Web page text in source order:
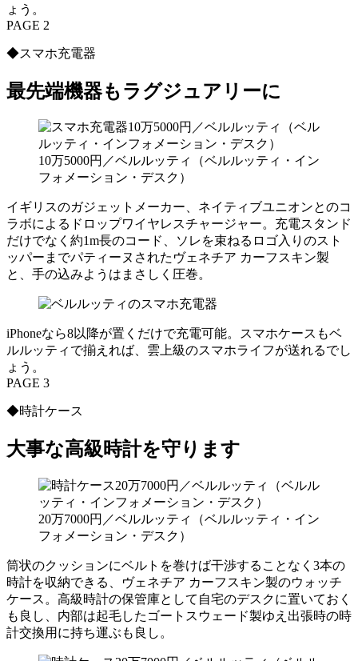
ょう。
PAGE 2
◆スマホ充電器
最先端機器もラグジュアリーに
10万5000円／ベルルッティ（ベルルッティ・イン
フォメーション・デスク）
イギリスのガジェットメーカー、ネイティブユニオンとのコ
ラボによるドロップワイヤレスチャージャー。充電スタンド
だけでなく約1m長のコード、ソレを束ねるロゴ入りのスト
ッパーまでパティーヌされたヴェネチア カーフスキン製
と、手の込みようはまさしく圧巻。
iPhoneなら8以降が置くだけで充電可能。スマホケースもベ
ルルッティで揃えれば、雲上級のスマホライフが送れるでし
ょう。
PAGE 3
◆時計ケース
大事な高級時計を守ります
20万7000円／ベルルッティ（ベルルッティ・イン
フォメーション・デスク）
筒状のクッションにベルトを巻けば干渉することなく3本の
時計を収納できる、ヴェネチア カーフスキン製のウォッチ
ケース。高級時計の保管庫として自宅のデスクに置いておく
も良し、内部は起毛したゴートスウェード製ゆえ出張時の時
計交換用に持ち運ぶも良し。